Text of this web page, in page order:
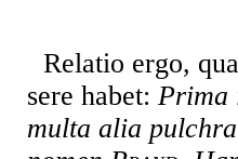
Relatio ergo,
sere habet: Prima
multa alia